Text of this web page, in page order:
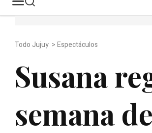
Todo Jujuy >Espectáculos
Susana
semana